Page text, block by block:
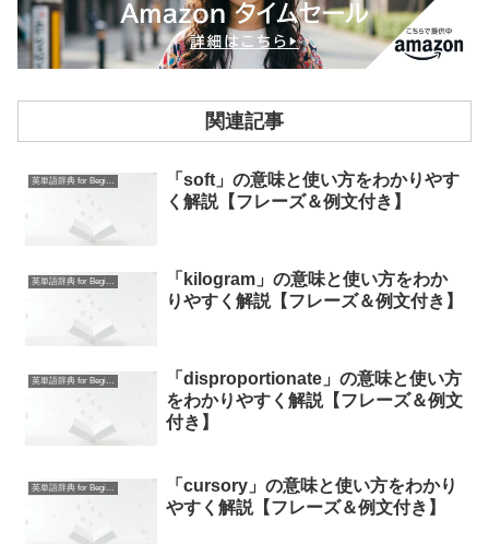
関連記事
英単語辞典 for Beginners
「soft」の意味と使い方をわかりやす
く解説【フレーズ＆例文付き】
英単語辞典 for Beginners
「kilogram」の意味と使い方をわか
りやすく解説【フレーズ＆例文付き】
英単語辞典 for Beginners
「disproportionate」の意味と使い方
をわかりやすく解説【フレーズ＆例文
付き】
英単語辞典 for Beginners
「cursory」の意味と使い方をわかり
やすく解説【フレーズ＆例文付き】